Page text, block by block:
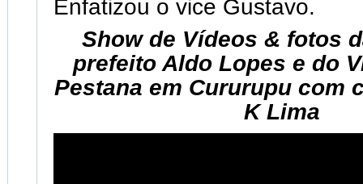
Enfatizou o vice Gustavo.
Show de Vídeos & fotos
prefeito Aldo Lopes e do
Pestana em Cururupu com
K Lima